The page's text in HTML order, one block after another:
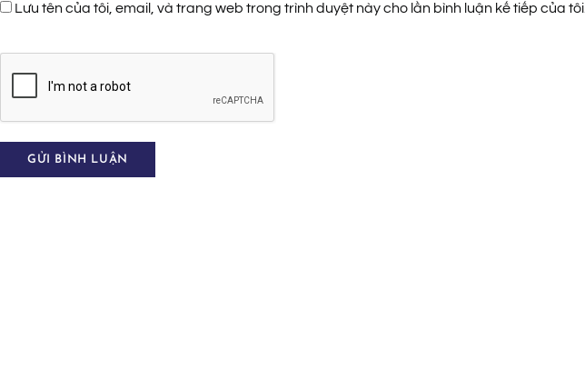
Lưu tên của tôi, email, và trang web trong trình duyệt này cho lần bình luận kế tiếp của tôi.